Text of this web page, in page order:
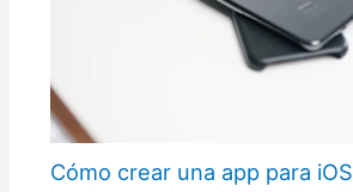
Cómo crear una app para iOS